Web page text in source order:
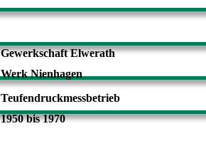
Gewerkschaft Elwerath
Werk Nienhagen
Teufendruckmessbetrieb
1950 bis 1970